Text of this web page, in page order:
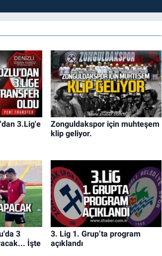
3.Lig'e
Zonguldakspor için muhteşem
klip geliyor.
3
İşte
3. Lig 1. Grup’ta program
açıklandı